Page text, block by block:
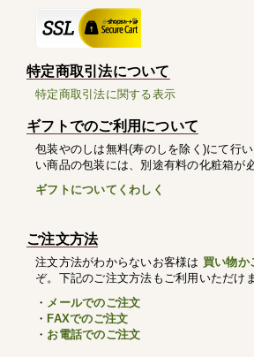
特定商取引法について
特定商取引法に関する表示
ギフトでのご利用について
包装やのしは無料(寿のしを除く)にて行
い商品の包装には、別途有料の化粧箱が
ギフトについてくわしく
ご注文方法
注文方法がわからないお客様は 買い物か
ぞ。下記のご注文方法もご利用いただけま
・ メールでのご注文
・ FAXでのご注文
・ お電話でのご注文